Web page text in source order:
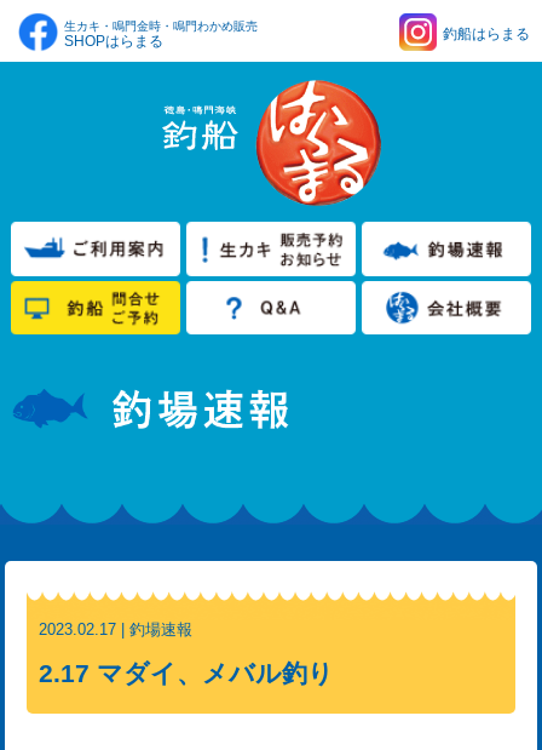
生カキ・鳴門金時・鳴門わかめ販売
SHOPはらまる 釣船はらまる
2023.02.17 | 釣場速報
2.17 マダイ、メバル釣り